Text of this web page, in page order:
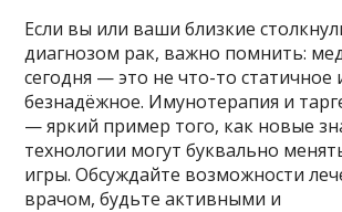
Если вы или ваши близкие
диагнозом рак, важно помнить:
сегодня — это не что-то статичное
безнадёжное. Имунотерапия и
— яркий пример того, как новые
технологии могут буквально
игры. Обсуждайте возможности
врачом, будьте активными и